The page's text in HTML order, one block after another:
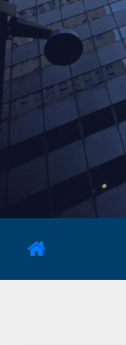
Skip
content